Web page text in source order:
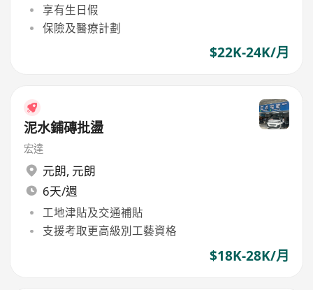
享有生日假
保險及醫療計劃
$22K-24K/月
泥水鋪磚批盪
宏達
元朗, 元朗
6天/週
工地津貼及交通補貼
支援考取更高級別工藝資格
$18K-28K/月